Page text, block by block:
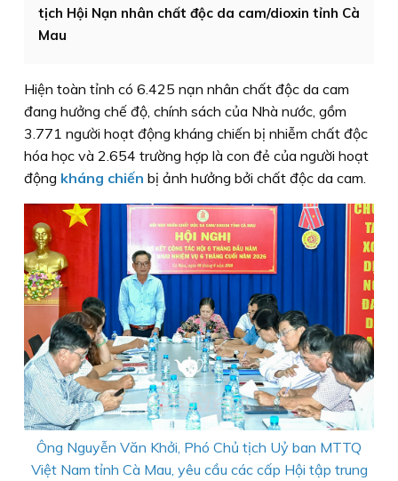
tịch Hội Nạn nhân chất độc da cam/dioxin tỉnh Cà
Mau
Hiện toàn tỉnh có 6.425 nạn nhân chất độc da cam
đang hưởng chế độ, chính sách của Nhà nước, gồm
3.771 người hoạt động kháng chiến bị nhiễm chất độc
hóa học và 2.654 trường hợp là con đẻ của người hoạt
động kháng chiến bị ảnh hưởng bởi chất độc da cam.
Ông Nguyễn Văn Khởi, Phó Chủ tịch Uỷ ban MTTQ
Việt Nam tỉnh Cà Mau, yêu cầu các cấp Hội tập trung